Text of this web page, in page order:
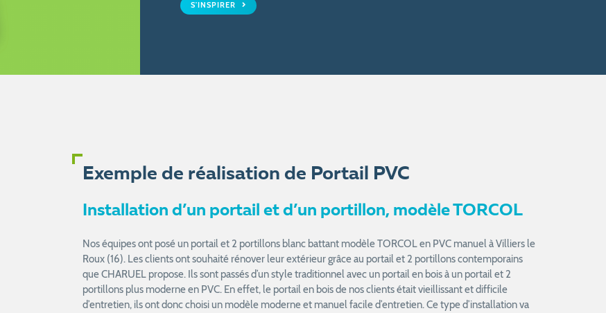
S'INSPIRER
Exemple de réalisation de Portail PVC
Installation d’un portail et d’un portillon, modèle TORCOL
Nos équipes ont posé un portail et 2 portillons blanc battant modèle TORCOL en PVC manuel à Villiers le
Roux (16). Les clients ont souhaité rénover leur extérieur grâce au portail et 2 portillons contemporains
que CHARUEL propose. Ils sont passés d’un style traditionnel avec un portail en bois à un portail et 2
portillons plus moderne en PVC. En effet, le portail en bois de nos clients était vieillissant et difficile
d’entretien, ils ont donc choisi un modèle moderne et manuel facile d’entretien. Ce type d’installation va